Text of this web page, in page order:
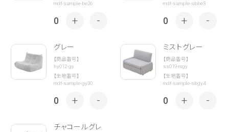
mdf-sample-be26
0 + -
グレー
【商品番号】
hy012-gy
【生地番号】
mdf-sample-gy30
0 + -
チャコールグレ
mdf-sample-sbbe3
0 + -
ミストグレー
【商品番号】
ss019-mgy
【生地番号】
mdf-sample-sbgy4
0 + -